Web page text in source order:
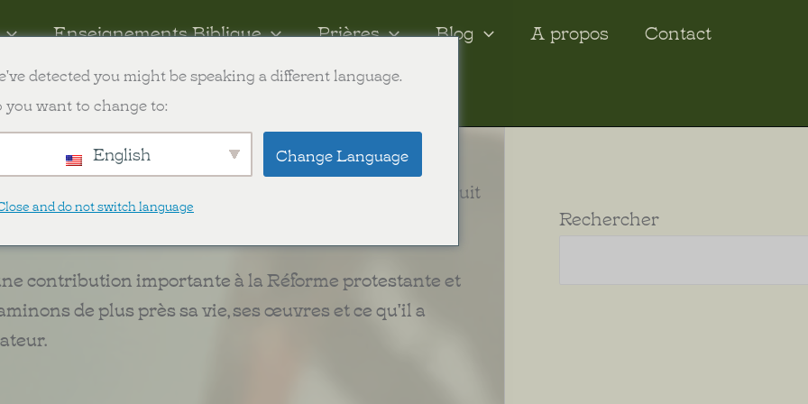
Enseignements Biblique Prières Blog A propos Contact
en Angleterre. Il est connu pour avoir traduit
personnes de toutes classes sociales.
contribution importante à la Réforme protestante et
de plus près sa vie, ses œuvres et ce qu'il a
Rechercher
detected you might be speaking a different language.
you want to change to:
English Change Language
and do not switch language